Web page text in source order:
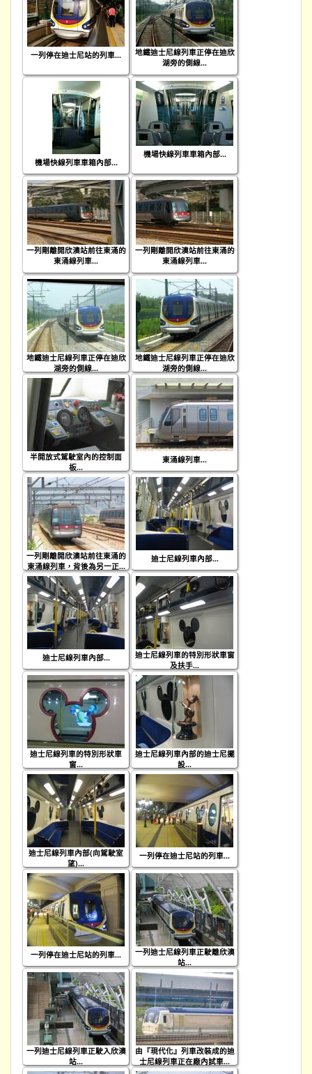
一列停在迪士尼站的列車...
地鐵迪士尼線列車正停在迪欣
湖旁的側線...
機場快線列車車箱內部...
機場快線列車車箱內部...
一列剛離開欣澳站前往東涌的
東涌線列車...
一列剛離開欣澳站前往東涌的
東涌線列車...
地鐵迪士尼線列車正停在迪欣
湖旁的側線...
地鐵迪士尼線列車正停在迪欣
湖旁的側線...
半開放式駕駛室內的控制面
板...
東涌線列車...
一列剛離開欣澳站前往東涌的
東涌線列車，背後為另一正...
迪士尼線列車內部...
迪士尼線列車內部...
迪士尼線列車的特別形狀車窗
及扶手...
迪士尼線列車的特別形狀車
窗...
迪士尼線列車內部的迪士尼擺
設...
迪士尼線列車內部(向駕駛室
望)...
一列停在迪士尼站的列車...
一列停在迪士尼站的列車...
一列迪士尼線列車正駛離欣澳
站...
一列迪士尼線列車正駛入欣澳
站...
由『現代化』列車改裝成的迪
士尼線列車正在廠內試車...